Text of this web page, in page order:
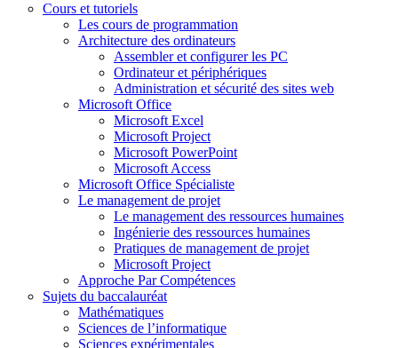
Cours et tutoriels
Les cours de programmation
Architecture des ordinateurs
Assembler et configurer les PC
Ordinateur et périphériques
Administration et sécurité des sites web
Microsoft Office
Microsoft Excel
Microsoft Project
Microsoft PowerPoint
Microsoft Access
Microsoft Office Spécialiste
Le management de projet
Le management des ressources humaines
Ingénierie des ressources humaines
Pratiques de management de projet
Microsoft Project
Approche Par Compétences
Sujets du baccalauréat
Mathématiques
Sciences de l’informatique
Sciences expérimentales